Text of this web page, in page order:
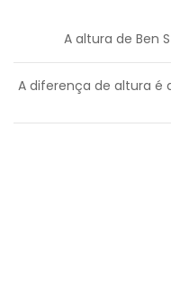
A altura de Ben
A diferença de altura é